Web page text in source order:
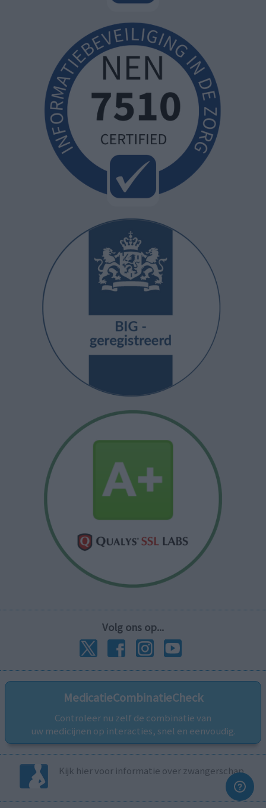
Volg ons op...
MedicatieCombinatieCheck
Controleer nu zelf de combinatie van
uw medicijnen op interacties, snel en eenvoudig.
Kijk hier voor informatie over zwangerschap.